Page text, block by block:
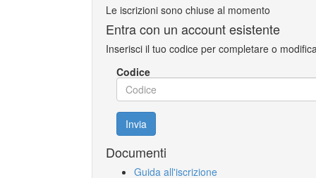
Le iscrizioni sono chiuse al momento
Entra con un account esistente
Inserisci il tuo codice per completare o
Codice
Invia
Documenti
Guida all'iscrizione